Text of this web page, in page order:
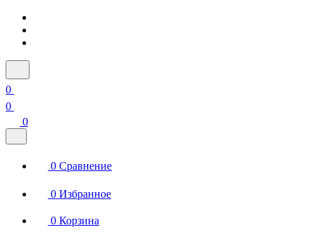
0
0
0
0 Сравнение
0 Избранное
0 Корзина